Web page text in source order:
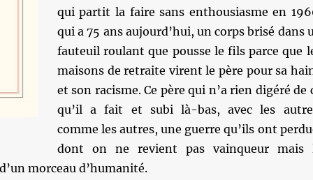
qui partit la faire sans enthousiasme en
qui a 75 ans aujourd’hui, un corps brisé dans
fauteuil roulant que pousse le fils parce que
maisons de retraite virent le père pour sa
et son racisme. Ce père qui n’a rien digéré de
qu’il a fait et subi là-bas, avec les
comme les autres, une guerre qu’ils ont
dont on ne revient pas vainqueur mais
morceau d’humanité.